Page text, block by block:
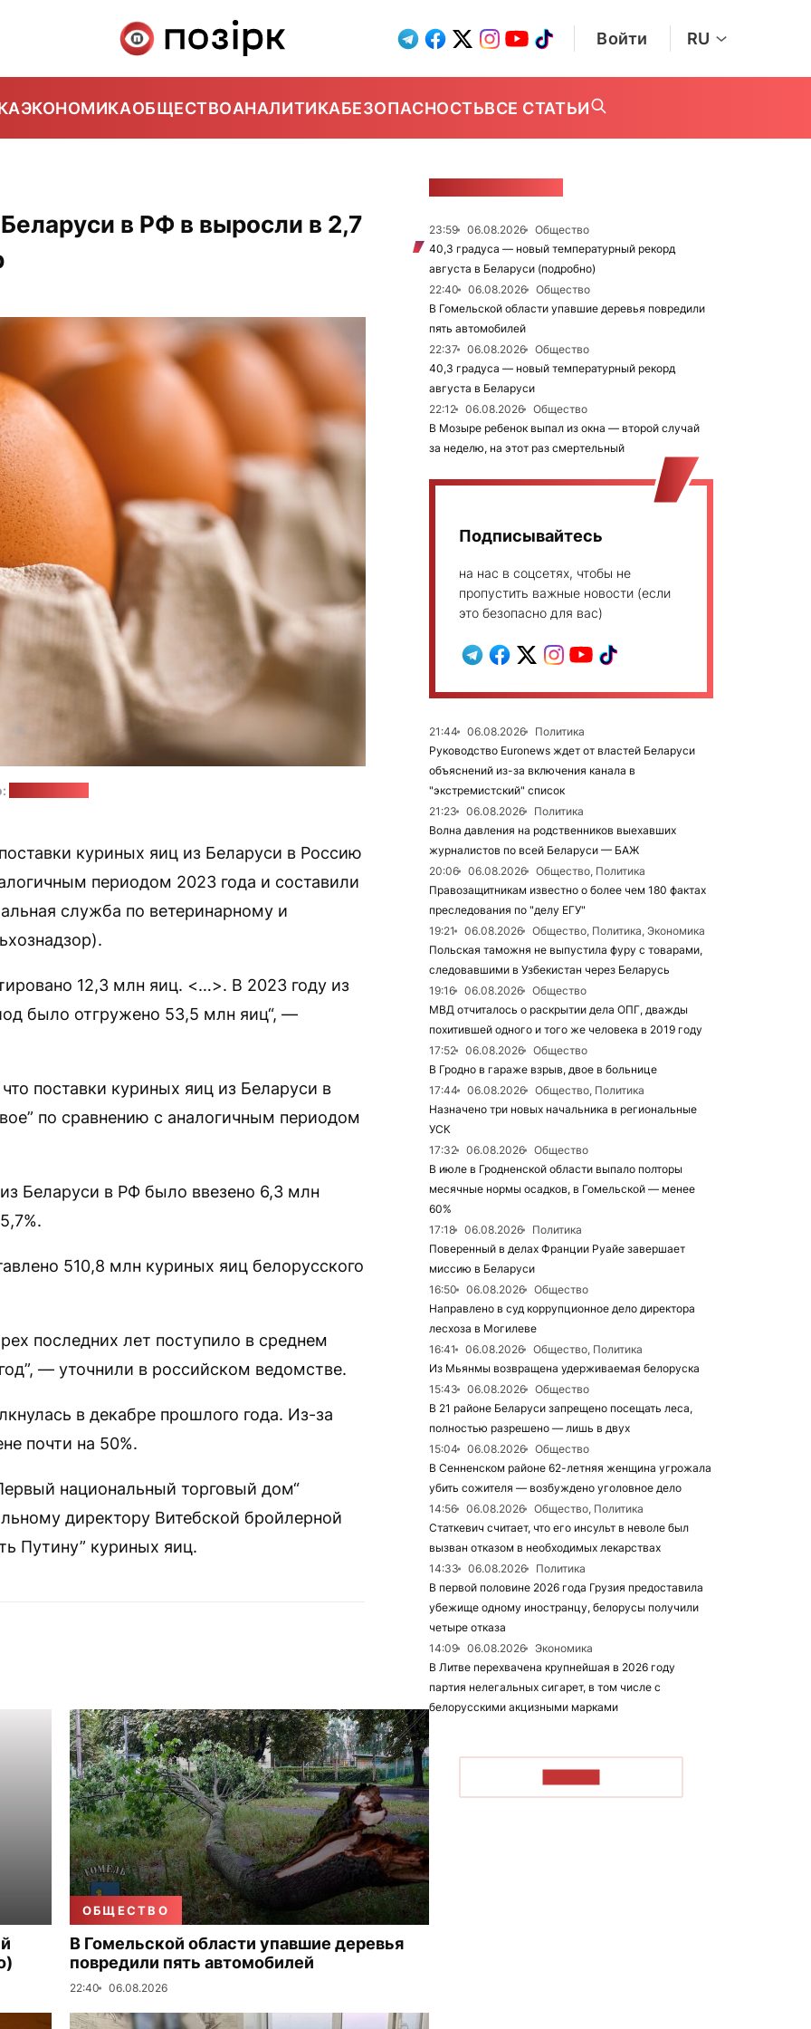
Войти RU
ЭКОНОМИКАОБЩЕСТВОАНАЛИТИКАБЕЗОПАСНОСТЬВСЕ СТАТЬИ
в РФ в выросли в 2,7
куриных яиц из Беларуси в Россию
периодом 2023 года и составили
служба по ветеринарному и
12,3 млн яиц. <…>. В 2023 году из
было отгружено 53,5 млн яиц“, —
поставки куриных яиц из Беларуси в
по сравнению с аналогичным периодом
Беларуси в РФ было ввезено 6,3 млн
510,8 млн куриных яиц белорусского
последних лет поступило в среднем
— уточнили в российском ведомстве.
в декабре прошлого года. Из-за
почти на 50%.
национальный торговый дом“
директору Витебской бройлерной
Путину” куриных яиц.
ОБЩЕСТВО
В Гомельской области упавшие деревья
повредили пять автомобилей
22:40 06.08.2026
23:59 06.08.2026
Общество
40,3 градуса — новый температурный рекорд
августа в Беларуси (подробно)
22:40
06.08.2026
Общество
В Гомельской области упавшие деревья повредили
пять автомобилей
22:37
06.08.2026
Общество
40,3 градуса — новый температурный рекорд
августа в Беларуси
22:12
06.08.2026
Общество
В Мозыре ребенок выпал из окна — второй случай
за неделю, на этот раз смертельный
Подписывайтесь
на нас в соцсетях, чтобы не
пропустить важные новости (если
это безопасно для вас)
21:44 06.08.2026
Политика
Руководство Euronews ждет от властей Беларуси
объяснений из-за включения канала в
"экстремистский" список
21:23
06.08.2026
Политика
Волна давления на родственников выехавших
журналистов по всей Беларуси — БАЖ
20:06
06.08.2026
Общество, Политика
Правозащитникам известно о более чем 180 фактах
преследования по "делу ЕГУ"
19:21
06.08.2026
Общество, Политика, Экономика
Польская таможня не выпустила фуру с товарами,
следовавшими в Узбекистан через Беларусь
19:16
06.08.2026
Общество
МВД отчиталось о раскрытии дела ОПГ, дважды
похитившей одного и того же человека в 2019 году
17:52
06.08.2026
Общество
В Гродно в гараже взрыв, двое в больнице
17:44
06.08.2026
Общество, Политика
Назначено три новых начальника в региональные
УСК
17:32
06.08.2026
Общество
В июле в Гродненской области выпало полторы
месячные нормы осадков, в Гомельской — менее
60%
17:18
06.08.2026
Политика
Поверенный в делах Франции Руайе завершает
миссию в Беларуси
16:50
06.08.2026
Общество
Направлено в суд коррупционное дело директора
лесхоза в Могилеве
16:41
06.08.2026
Общество, Политика
Из Мьянмы возвращена удерживаемая белоруска
15:43
06.08.2026
Общество
В 21 районе Беларуси запрещено посещать леса,
полностью разрешено — лишь в двух
15:04
06.08.2026
Общество
В Сенненском районе 62-летняя женщина угрожала
убить сожителя — возбуждено уголовное дело
14:56
06.08.2026
Общество, Политика
Статкевич считает, что его инсульт в неволе был
вызван отказом в необходимых лекарствах
14:33
06.08.2026
Политика
В первой половине 2026 года Грузия предоставила
убежище одному иностранцу, белорусы получили
четыре отказа
14:09
06.08.2026
Экономика
В Литве перехвачена крупнейшая в 2026 году
партия нелегальных сигарет, в том числе с
белорусскими акцизными марками